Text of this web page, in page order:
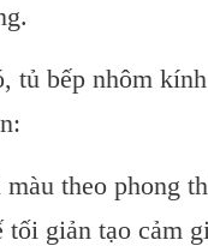
tủ bếp nhôm
theo phong
tối giản tạo cảm